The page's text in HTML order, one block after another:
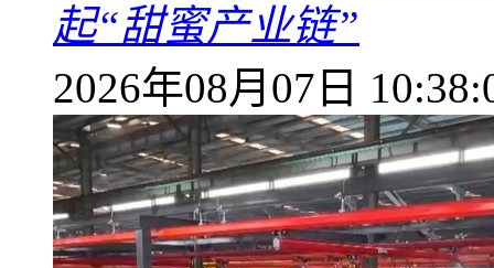
起“甜蜜产业链”
2026年08月07日